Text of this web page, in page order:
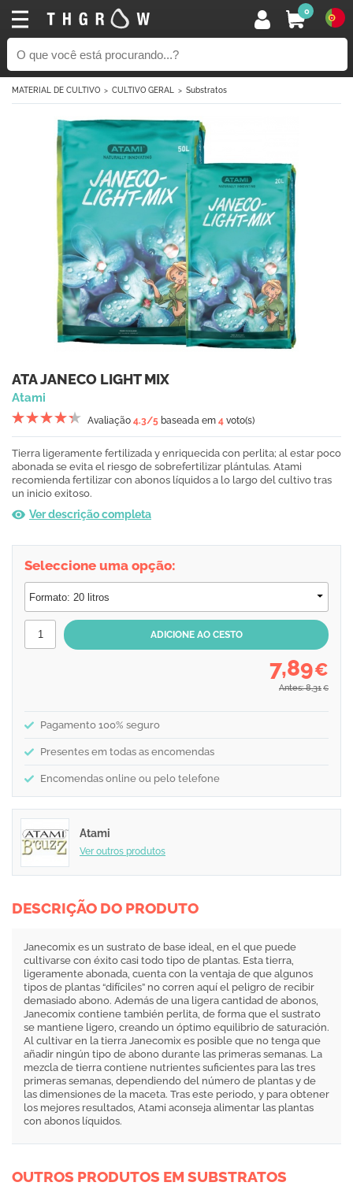
0
MATERIAL DE CULTIVO CULTIVO GERAL Substratos
ATA JANECO LIGHT MIX
Atami
Avaliação 4.3/5 baseada em 4 voto(s)
Tierra ligeramente fertilizada y enriquecida con perlita; al estar poco
abonada se evita el riesgo de sobrefertilizar plántulas. Atami
recomienda fertilizar con abonos líquidos a lo largo del cultivo tras
un inicio exitoso.
Ver descrição completa
Seleccione uma opção:
7,89€
Antes: 8,31 €
Pagamento 100% seguro
Presentes em todas as encomendas
Encomendas online ou pelo telefone
Atami
Ver outros produtos
DESCRIÇÃO DO PRODUTO
Janecomix es un sustrato de base ideal, en el que puede
cultivarse con éxito casi todo tipo de plantas. Esta tierra,
ligeramente abonada, cuenta con la ventaja de que algunos
tipos de plantas “difíciles” no corren aquí el peligro de recibir
demasiado abono. Además de una ligera cantidad de abonos,
Janecomix contiene también perlita, de forma que el sustrato
se mantiene ligero, creando un óptimo equilibrio de saturación.
Al cultivar en la tierra Janecomix es posible que no tenga que
añadir ningún tipo de abono durante las primeras semanas. La
mezcla de tierra contiene nutrientes suficientes para las tres
primeras semanas, dependiendo del número de plantas y de
las dimensiones de la maceta. Tras este periodo, y para obtener
los mejores resultados, Atami aconseja alimentar las plantas
con abonos líquidos.
OUTROS PRODUTOS EM SUBSTRATOS